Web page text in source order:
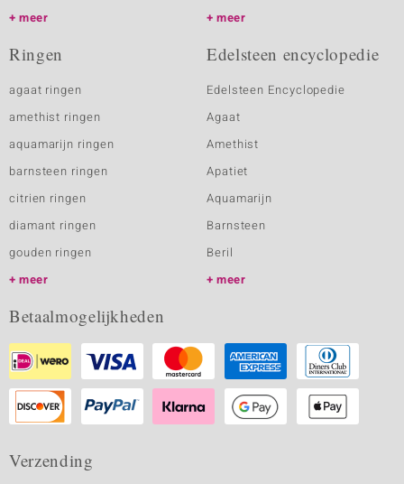
meer
meer
Ringen
agaat ringen
amethist ringen
aquamarijn ringen
barnsteen ringen
citrien ringen
diamant ringen
gouden ringen
meer
Edelsteen encyclopedie
Edelsteen Encyclopedie
Agaat
Amethist
Apatiet
Aquamarijn
Barnsteen
Beril
meer
Betaalmogelijkheden
Verzending